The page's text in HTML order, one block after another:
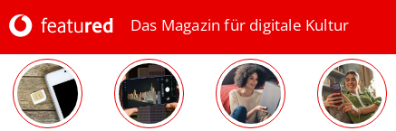
Das Magazin für digitale Kultur